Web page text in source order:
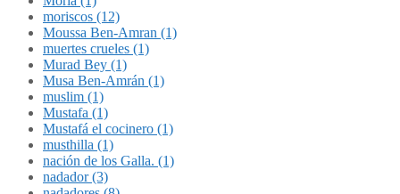
moriscos (12)
Moussa Ben-Amran (1)
muertes crueles (1)
Murad Bey (1)
Musa Ben-Amrán (1)
muslim (1)
Mustafa (1)
Mustafá el cocinero (1)
musthilla (1)
nación de los Galla. (1)
nadador (3)